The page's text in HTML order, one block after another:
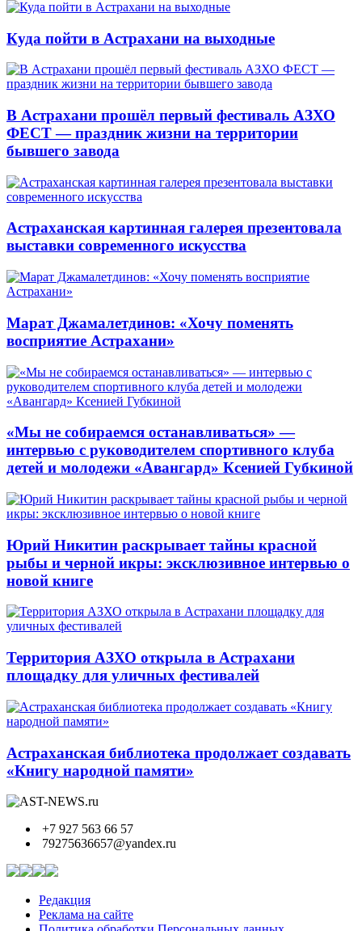
Куда пойти в Астрахани на выходные
В Астрахани прошёл первый фестиваль АЗХО
ФЕСТ — праздник жизни на территории
бывшего завода
Астраханская картинная галерея презентовала
выставки современного искусства
Марат Джамалетдинов: «Хочу поменять
восприятие Астрахани»
«Мы не собираемся останавливаться» —
интервью с руководителем спортивного клуба
детей и молодежи «Авангард» Ксенией Губкиной
Юрий Никитин раскрывает тайны красной
рыбы и черной икры: эксклюзивное интервью о
новой книге
Территория АЗХО открыла в Астрахани
площадку для уличных фестивалей
Астраханская библиотека продолжает создавать
«Книгу народной памяти»
+7 927 563 66 57
79275636657@yandex.ru
Редакция
Реклама на сайте